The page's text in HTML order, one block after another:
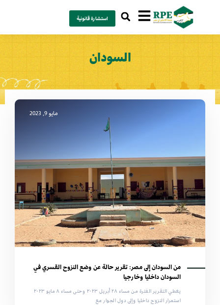
استشارة قانونية
السودان
مايو 9, 2023
من السودان إلى مصر: تقرير حالة عن وضع النزوح القسري في
السودان داخليا وخارجيا
يغطي التقرير الفترة من مساء ٢٨ أبريل ٢٠٢٣ وحتى مساء ٨ مايو ٢٠٢٣
استمرار النزوح داخليا وإلى دول الجوار مع